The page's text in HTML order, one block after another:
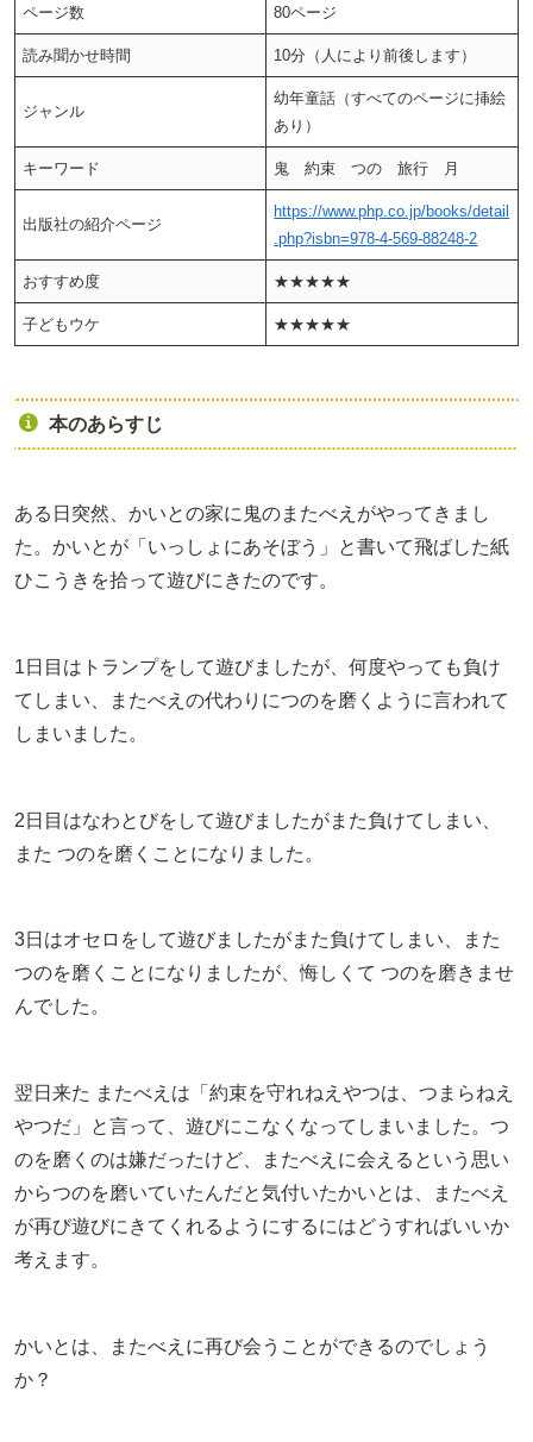
ページ数 80ページ
読み聞かせ時間 10分（人により前後します）
ジャンル
幼年童話（すべてのページに挿絵
あり）
キーワード 鬼 約束 つの 旅行 月
出版社の紹介ページ
https://www.php.co.jp/books/detail
.php?isbn=978-4-569-88248-2
おすすめ度 ★★★★★
子どもウケ ★★★★★
本のあらすじ
ある日突然、かいとの家に鬼のまたべえがやってきまし
た。かいとが「いっしょにあそぼう」と書いて飛ばした紙
ひこうきを拾って遊びにきたのです。
1日目はトランプをして遊びましたが、何度やっても負け
てしまい、またべえの代わりにつのを磨くように言われて
しまいました。
2日目はなわとびをして遊びましたがまた負けてしまい、
また つのを磨くことになりました。
3日はオセロをして遊びましたがまた負けてしまい、また
つのを磨くことになりましたが、悔しくて つのを磨きませ
んでした。
翌日来た またべえは「約束を守れねえやつは、つまらねえ
やつだ」と言って、遊びにこなくなってしまいました。つ
のを磨くのは嫌だったけど、またべえに会えるという思い
からつのを磨いていたんだと気付いたかいとは、またべえ
が再び遊びにきてくれるようにするにはどうすればいいか
考えます。
かいとは、またべえに再び会うことができるのでしょう
か？